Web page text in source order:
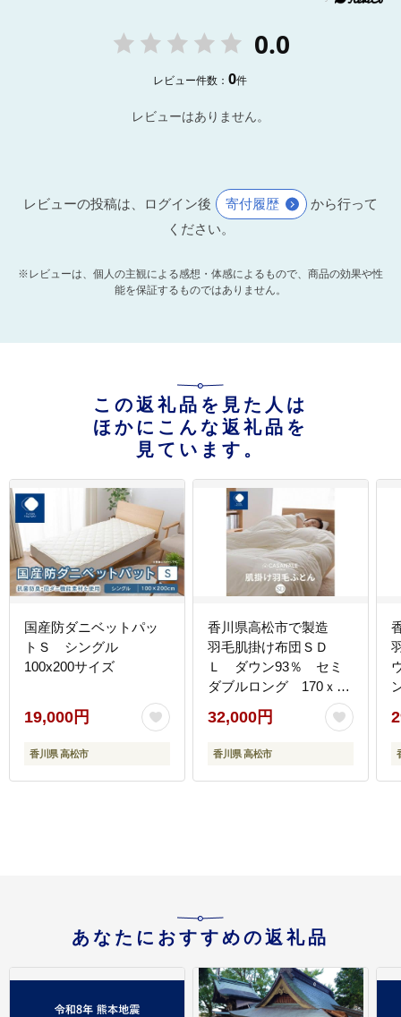
0.0
レビュー件数：0件
レビューはありません。
レビューの投稿は、ログイン後 寄付履歴
から行って
ください。
※レビューは、個人の主観による感想・体感によるもので、商品の効果や性
能を保証するものではありません。
この返礼品を見た人は
ほかにこんな返礼品を
見ています。
国産防ダニベットパッ
トＳ シングル
100x200サイズ
19,000円
香川県 高松市
香川県高松市で製造
羽毛肌掛け布団ＳＤ
Ｌ ダウン93％ セミ
ダブルロング 170ｘ
210サイズ
32,000円
香川県 高松市
あなたにおすすめの返礼品